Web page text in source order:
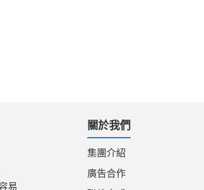
易
關於我們
集團介紹
廣告合作